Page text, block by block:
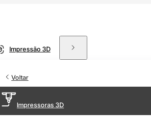
Impressão 3D
Voltar
Impressoras 3D